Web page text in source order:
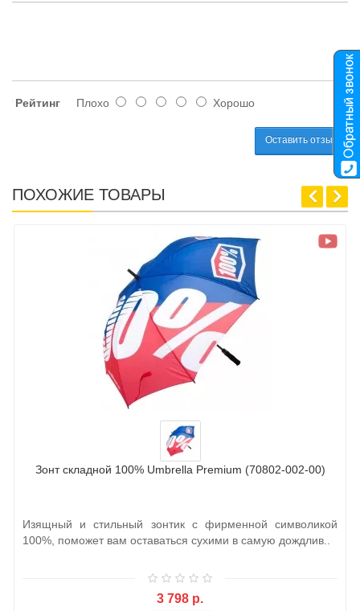
Рейтинг Плохо Хорошо
Оставить отзыв
ПОХОЖИЕ ТОВАРЫ
Зонт складной 100% Umbrella Premium (70802-002-00)
Изящный и стильный зонтик с фирменной символикой
100%, поможет вам оставаться сухими в самую дождлив..
3 798 р.